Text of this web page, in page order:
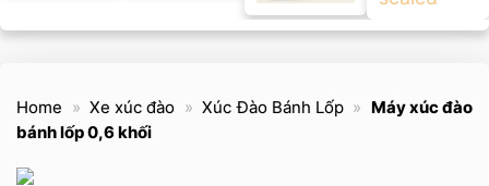
Home » Xe xúc đào » Xúc Đào Bánh Lốp » Máy xúc đào
bánh lốp 0,6 khối